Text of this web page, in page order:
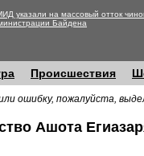
указали на массовый отток
Байдена
Происшествия
ошибку, пожалуйста,
Ашота